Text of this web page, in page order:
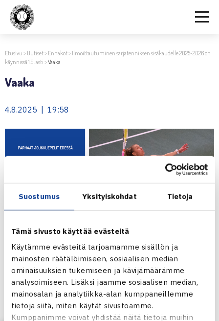
Suostumus Yksityiskohdat Tietoja
Tämä sivusto käyttää evästeitä
Käytämme evästeitä tarjoamamme sisällön ja
mainosten räätälöimiseen, sosiaalisen median
ominaisuuksien tukemiseen ja kävijämäärämme
analysoimiseen. Lisäksi jaamme sosiaalisen median,
mainosalan ja analytiikka-alan kumppaneillemme
tietoja siitä, miten käytät sivustoamme.
Kumppanimme voivat yhdistää näitä tietoja muihin
Etusivu > Uutiset> Ennakot> Ilmoittautuminen sarjatenniksen sisäkaudelle 2025-2026 on
käynnissä 1.9. asti >Vaaka
Vaaka
4.8.2025 | 19:58
← Edellinen